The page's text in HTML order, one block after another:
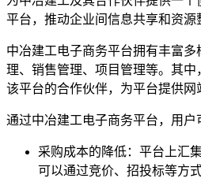
平台，推动企业间信息共享和资源
中冶建工电子商务平台拥有丰富
理、销售管理、项目管理等。其中
该平台的合作伙伴，为平台提供网
通过中冶建工电子商务平台，用户
采购成本的降低：平台上汇
可以通过竞价、招投标等方